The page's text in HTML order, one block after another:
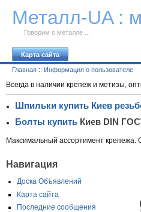
Металл-UA :
Говорим о металле ...
Карта сайта
Главная :: Информация о пользователе
Всегда в наличии крепеж и метизы,
Шпильки купить Киев
Болты купитьКиев DIN
Максимальный ассортимент
Навигация
Доска Объявлений
Карта сайта
Последние сообщения